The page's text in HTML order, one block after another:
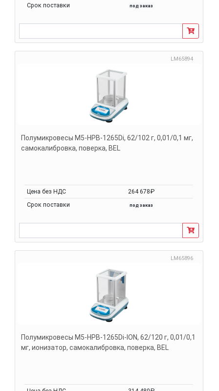
Срок поставки
под заказ
LM65894
Полумикровесы M5-HPB-1265Di, 62/102 г, 0,01/0,1 мг,
самокалибровка, поверка, BEL
Цена без НДС
264 678₽
Срок поставки
под заказ
LM65896
Полумикровесы M5-HPB-1265Di-ION, 62/120 г, 0,01/0,1
мг, ионизатор, самокалибровка, поверка, BEL